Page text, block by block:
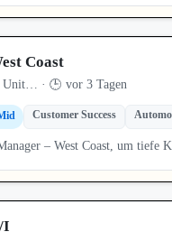
Coast
Unit… · 🕒 vor 3 Tagen
Customer Success
– West Coast, um
I